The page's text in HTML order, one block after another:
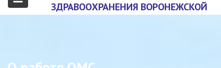
ЗДРАВООХРАНЕНИЯ ВОРОНЕЖСКОЙ